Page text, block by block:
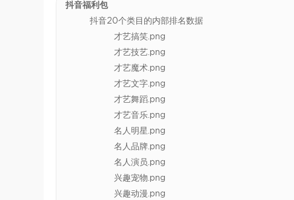
抖音福利包
抖音20个类目的内部排名数据
才艺搞笑.png
才艺技艺.png
才艺魔术.png
才艺文字.png
才艺舞蹈.png
才艺音乐.png
名人明星.png
名人品牌.png
名人演员.png
兴趣宠物.png
兴趣动漫.png